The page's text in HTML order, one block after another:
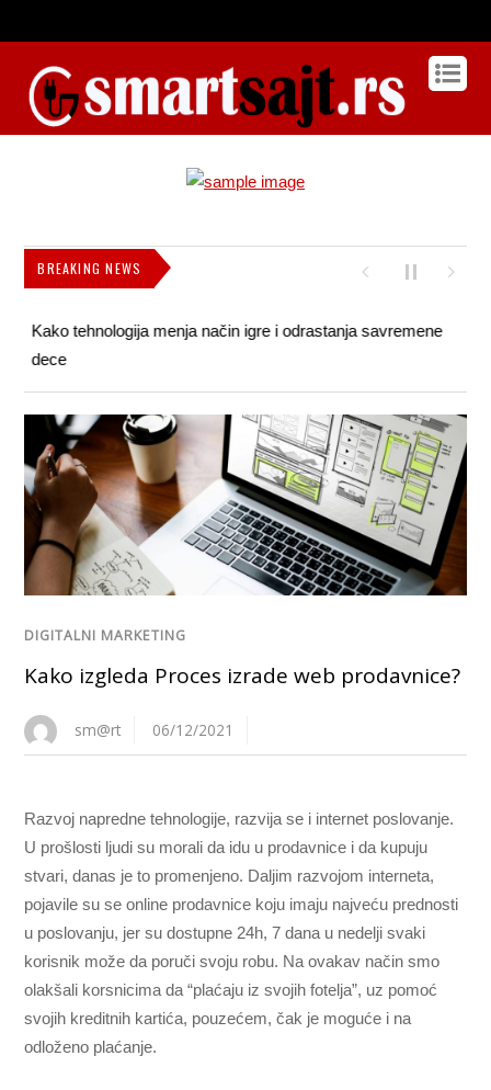
BREAKING NEWS
Kako tehnologija menja način igre i odrastanja savremene
dece
DIGITALNI MARKETING
Kako izgleda Proces izrade web prodavnice?
sm@rt 06/12/2021
Razvoj napredne tehnologije, razvija se i internet poslovanje.
U prošlosti ljudi su morali da idu u prodavnice i da kupuju
stvari, danas je to promenjeno. Daljim razvojom interneta,
pojavile su se online prodavnice koju imaju najveću prednosti
u poslovanju, jer su dostupne 24h, 7 dana u nedelji svaki
korisnik može da poruči svoju robu. Na ovakav način smo
olakšali korsnicima da “plaćaju iz svojih fotelja”, uz pomoć
svojih kreditnih kartića, pouzećem, čak je moguće i na
odloženo plaćanje.